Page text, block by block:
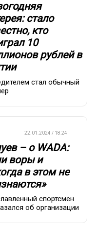
стало
кто
10
рублей в
стал обычный
22.01.2024 / 18:24
– о WADA:
воры и
в этом не
спортсмен
об организации